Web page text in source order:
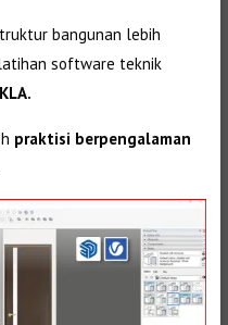
bangunan lebih
software teknik
praktisi berpengalaman